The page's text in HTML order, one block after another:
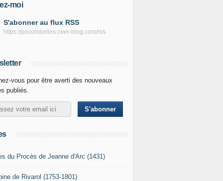
moi
S'abonner au flux RSS
https://pocombelles.over-blog.com/rss
vous pour être averti des nouveaux
publiés.
du Procès de Jeanne d'Arc (1431)
de Rivarol (1753-1801)